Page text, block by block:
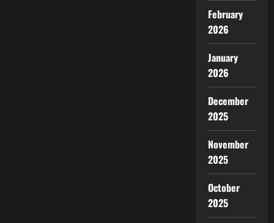
February
2026
January
2026
December
2025
November
2025
October
2025